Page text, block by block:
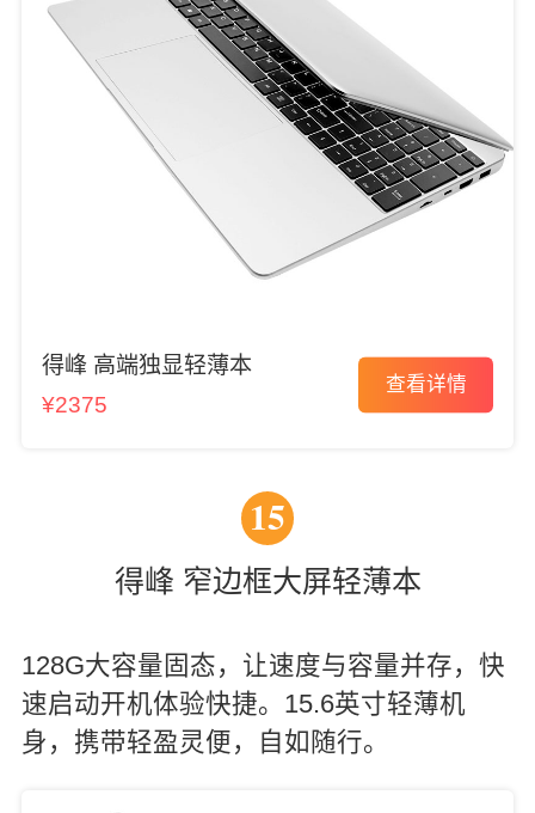
得峰 高端独显轻薄本
¥2375
查看详情
15
得峰 窄边框大屏轻薄本
128G大容量固态，让速度与容量并存，快
速启动开机体验快捷。15.6英寸轻薄机
身，携带轻盈灵便，自如随行。